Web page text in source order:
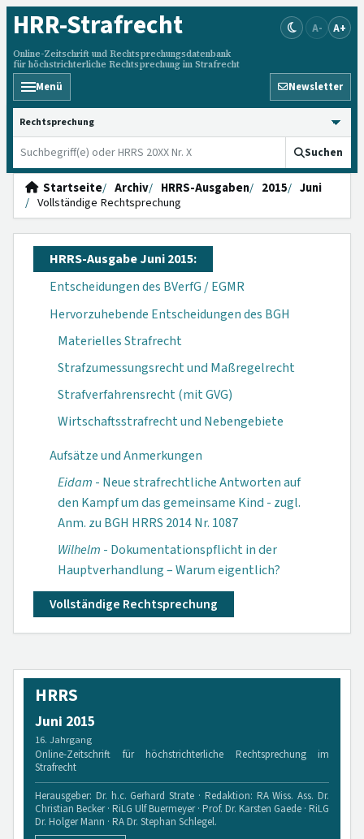
HRR-Strafrecht
Online-Zeitschrift und Rechtsprechungsdatenbank
für höchstrichterliche Rechtsprechung im Strafrecht
A- A+
Menü Newsletter
HRRS durchsuchen
Suchen
Startseite Archiv HRRS-Ausgaben 2015
Juni
Vollständige Rechtsprechung
HRRS-Ausgabe Juni 2015:
Entscheidungen des BVerfG / EGMR
Hervorzuhebende Entscheidungen des BGH
Materielles Strafrecht
Strafzumessungsrecht und Maßregelrecht
Strafverfahrensrecht (mit GVG)
Wirtschaftsstrafrecht und Nebengebiete
Aufsätze und Anmerkungen
Eidam - Neue strafrechtliche Antworten auf
den Kampf um das gemeinsame Kind - zugl.
Anm. zu BGH HRRS 2014 Nr. 1087
Wilhelm - Dokumentationspflicht in der
Haupt­verhand­lung – Warum eigentlich?
Vollständige Rechtsprechung
HRRS
Juni 2015
16. Jahrgang
Online-Zeitschrift für höchstrichterliche Rechtsprechung im
Strafrecht
Herausgeber: Dr. h.c. Gerhard Strate · Redaktion: RA Wiss. Ass. Dr.
Christian Becker · RiLG Ulf Buermeyer · Prof. Dr. Karsten Gaede · RiLG
Dr. Holger Mann · RA Dr. Stephan Schlegel.